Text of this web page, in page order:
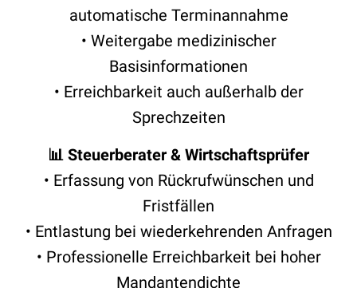
automatische Terminannahme
• Weitergabe medizinischer
Basisinformationen
• Erreichbarkeit auch außerhalb der
Sprechzeiten
📊 Steuerberater & Wirtschaftsprüfer
• Erfassung von Rückrufwünschen und
Fristfällen
• Entlastung bei wiederkehrenden Anfragen
• Professionelle Erreichbarkeit bei hoher
Mandantendichte